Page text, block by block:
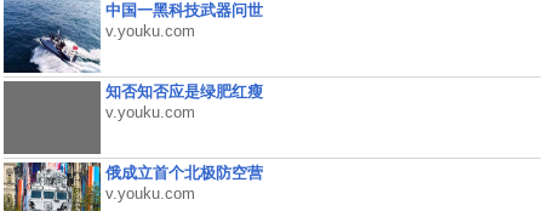
中国一黑科技武器问世
v.youku.com
知否知否应是绿肥红瘦
v.youku.com
俄成立首个北极防空营
v.youku.com